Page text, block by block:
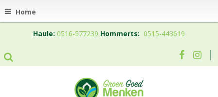
Home
Haule: 0516-577239 Hommerts: 0515-443619